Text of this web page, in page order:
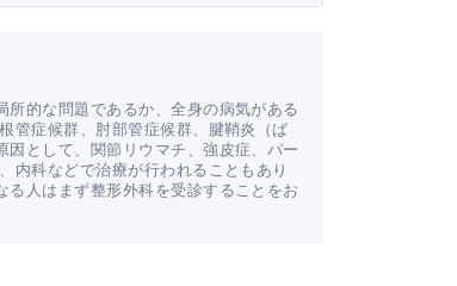
的な問題であるか、全身の病気がある
管症候群、肘部管症候群、腱鞘炎（ば
として、関節リウマチ、強皮症、パー
内科などで治療が行われることもあり
人はまず整形外科を受診することをお